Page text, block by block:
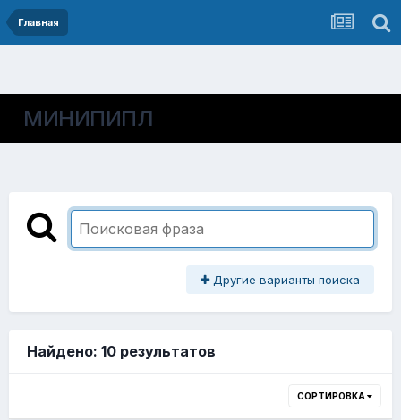
Главная
МИНИПИПЛ
Другие варианты поиска
Найдено: 10 результатов
СОРТИРОВКА